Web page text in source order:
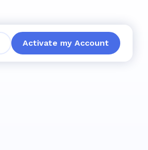
Activate my Account